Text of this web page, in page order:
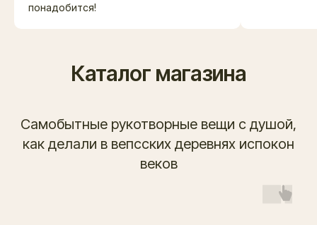
понадобится!
Каталог магазина
Самобытные рукотворные вещи с душой,
как делали в вепсских деревнях испокон
веков